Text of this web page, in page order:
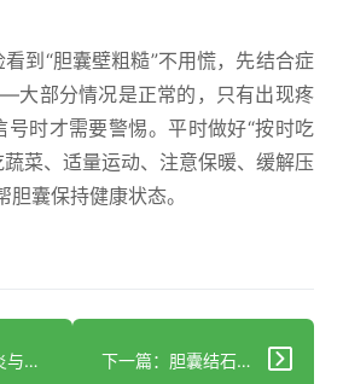
到“胆囊壁粗糙”不用慌，先结合症
大部分情况是正常的，只有出现疼
时才需要警惕。平时做好“按时吃
菜、适量运动、注意保暖、缓解压
胆囊保持健康状态。
上一篇：胆囊炎与胆管炎：3大差异要分清，及时就医是关键 下一篇：胆囊结石患者能吃鸡蛋吗？这样吃才安全